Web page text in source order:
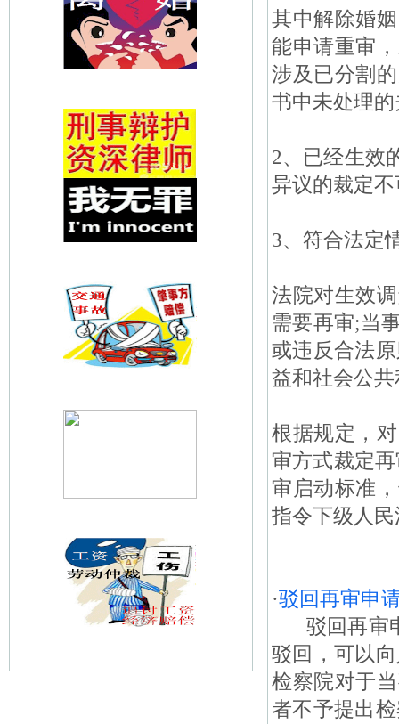
其中解除婚
能申请重审
涉及已分割
书中未处理
2、已经生效
异议的裁定
3、符合法定
法院对生效
需要再审;当
或违反合法
益和社会公
根据规定，
审方式裁定
审启动标准
指令下级人
·驳回再审申
驳回再审申
驳回，可以
检察院对于
者不予提出